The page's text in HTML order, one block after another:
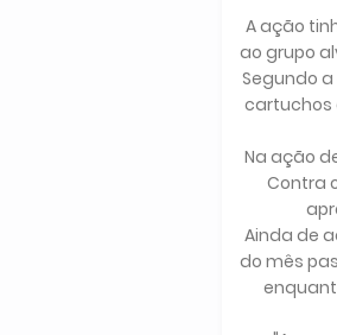
A ação
ao grupo
Segundo
cartuchos
Na ação
Contra
Ainda de
do mês